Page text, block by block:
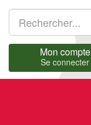
Mon compte
Se connecter